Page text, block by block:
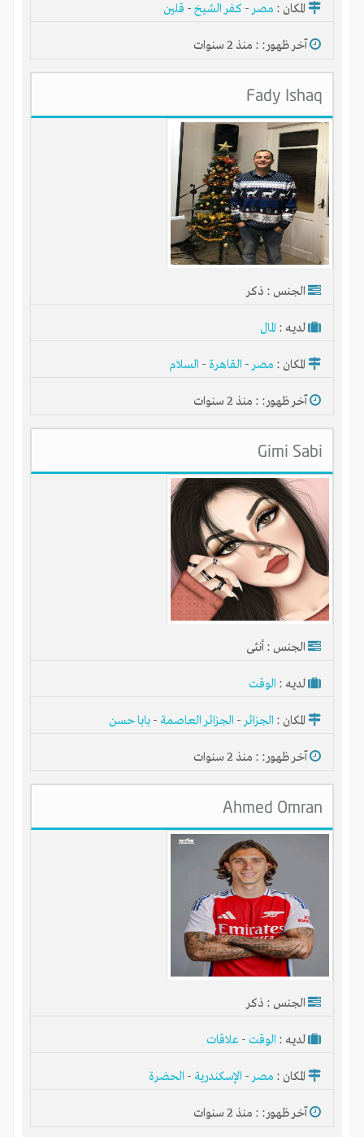
المكان : مصر- كفر الشيخ- قلين
آخر ظهور: : منذ 2 سنوات
Fady Ishaq
الجنس : ذكر
لديـه : المال
المكان : مصر- القاهرة - السلام
آخر ظهور: : منذ 2 سنوات
Gimi Sabi
الجنس : أنثى
لديـه : الوقت
المكان : الجزائر- الجزائر العاصمة - بابا حسن
آخر ظهور: : منذ 2 سنوات
Ahmed Omran
الجنس : ذكر
لديـه : الوقت - علاقات
المكان : مصر- الإسكندرية - الحضرة
آخر ظهور: : منذ 2 سنوات